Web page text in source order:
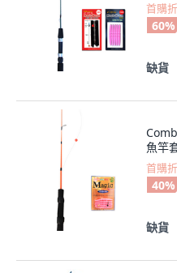
首購
60%
缺貨
魚竿
首購
40%
缺貨